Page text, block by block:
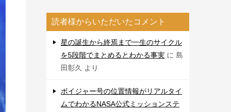
読者様からいただいたコメント
星の誕生から終焉まで一生のサイクル
を5段階でまとめるとわかる事実 に 島
田彰久 より
ボイジャー号の位置情報がリアルタイ
ムでわかるNASA公式ミッションステ